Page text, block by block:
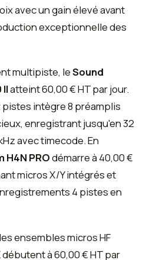
avec un gain élevé avant
exceptionnelle des
multipiste, leSound
IIatteint 60,00 € HT par jour.
intègre 8 préamplis
enregistrant jusqu'en 32
avec timecode. En
H4N PROdémarre à 40,00 €
micros X/Y intégrés et
4 pistes en
ensembles micros HF
à 60,00 € HT par